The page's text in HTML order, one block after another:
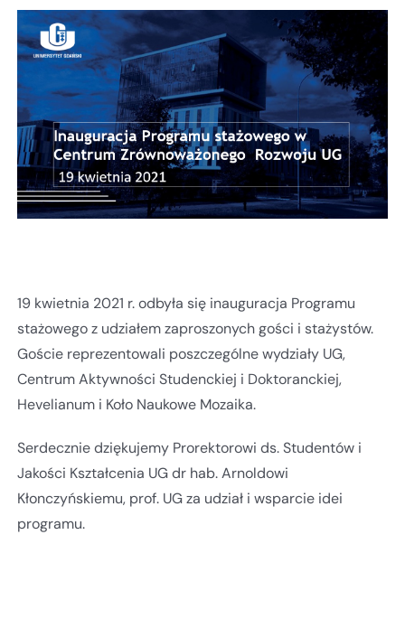
19 kwietnia 2021 r. odbyła się inauguracja Programu
stażowego z udziałem zaproszonych gości i stażystów.
Goście reprezentowali poszczególne wydziały UG,
Centrum Aktywności Studenckiej i Doktoranckiej,
Hevelianum i Koło Naukowe Mozaika.
Serdecznie dziękujemy Prorektorowi ds. Studentów i
Jakości Kształcenia UG dr hab. Arnoldowi
Kłonczyńskiemu, prof. UG za udział i wsparcie idei
programu.